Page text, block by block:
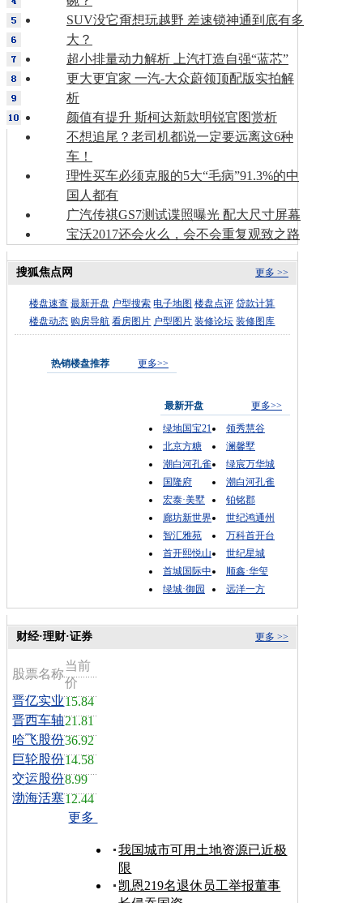
SUV没它甭想玩越野 差速锁神通到底有多
大？
超小排量动力解析 上汽打造自强“蓝芯”
更大更宜家 一汽-大众蔚领顶配版实拍解
析
颜值有提升 斯柯达新款明锐官图赏析
不想追尾？老司机都说一定要远离这6种
车！
理性买车必须克服的5大“毛病”91.3%的中
国人都有
广汽传祺GS7测试谍照曝光 配大尺寸屏幕
宝沃2017还会火么，会不会重复观致之路
更多 >>
搜狐焦点网
楼盘速查 最新开盘 户型搜索 电子地图 楼盘点评 贷款计算
楼盘动态 购房导航 看房图片 户型图片 装修论坛 装修图库
热销楼盘推荐 更多>>
最新开盘
更多>>
绿地国宝21
领秀慧谷
北京方糖
澜馨墅
潮白河孔雀
绿宸万华城
国隆府
潮白河孔雀
宏泰·美墅
铂铭郡
廊坊新世界
世纪鸿通州
智汇雅苑
万科首开台
首开熙悦山
世纪星城
首城国际中
顺鑫·华玺
绿城·御园
远洋一方
更多 >>
财经·理财·证券
股票名称
当前
价
晋亿实业15.84
晋西车轴21.81
哈飞股份36.92
巨轮股份14.58
交运股份8.99
渤海活塞12.44
更多
我国城市可用土地资源已近极
限
凯恩219名退休员工举报董事